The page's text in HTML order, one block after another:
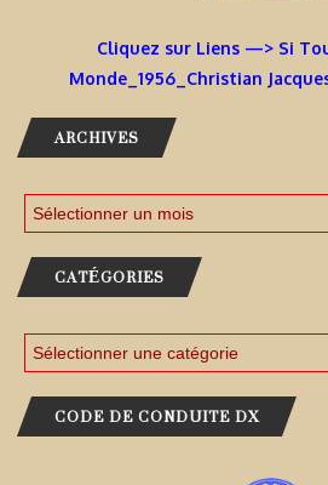
Cliquez sur Liens —> Si
Monde_1956_Christian
ARCHIVES
CATÉGORIES
CODE DE CONDUITE DX